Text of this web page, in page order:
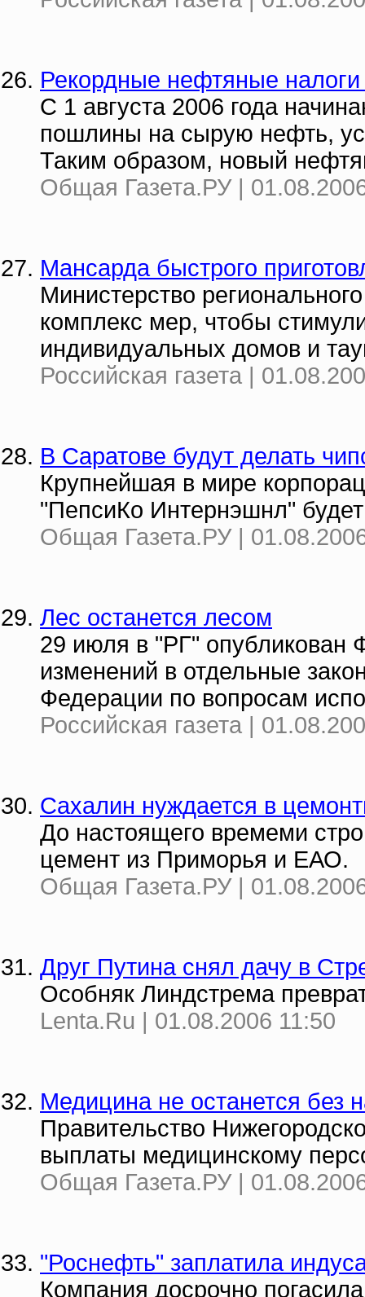
Рекордные нефтяные
С 1 августа 2006 года
пошлины на сырую нефть,
Таким образом, новый
Общая Газета.РУ |
Мансарда быстрого
Министерство
комплекс мер, чтобы
индивидуальных домов и
Российская газета |
В Саратове будут делать
Крупнейшая в мире
"ПепсиКо Интернэшнл"
Общая Газета.РУ |
Лес останется лесом
29 июля в "РГ" опубликован
изменений в отдельные
Федерации по вопросам
Российская газета |
Сахалин нуждается в
До настоящего времеми
цемент из Приморья и ЕАО.
Общая Газета.РУ |
Друг Путина снял дачу в
Особняк Линдстрема
Lenta.Ru | 01.08.2006 11:50
Медицина не останется без
Правительство
выплаты медицинскому
Общая Газета.РУ |
"Роснефть" заплатила
Компания досрочно